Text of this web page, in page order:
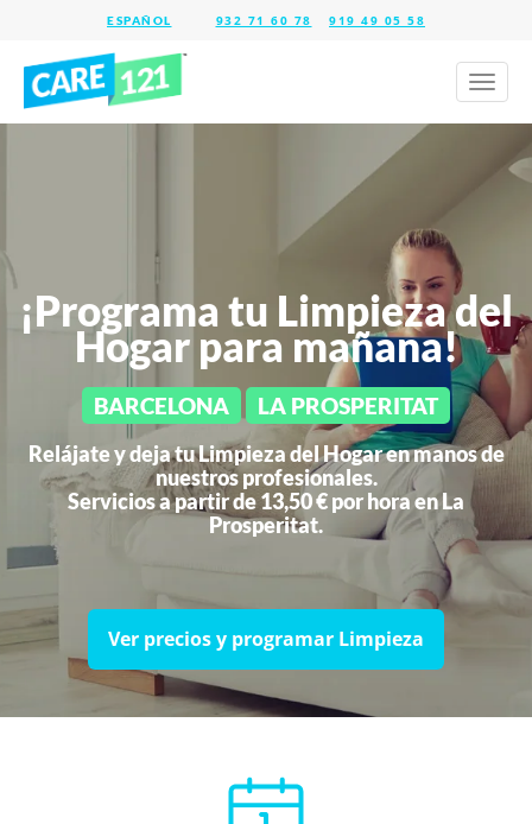
932 71 60 78 919 49 05 58
Toggle
¡Programa tu Limpieza del
Hogar para mañana!
BARCELONA LA PROSPERITAT
Relájate y deja tu Limpieza del Hogar en manos de
nuestros profesionales.
Servicios a partir de 13,50 € por hora enLa
Prosperitat.
Ver precios y programar Limpieza